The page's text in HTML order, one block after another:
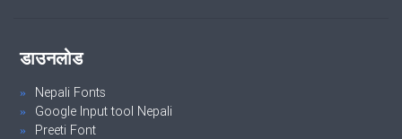
डाउनलोड
Nepali Fonts
Google Input tool Nepali
Preeti Font